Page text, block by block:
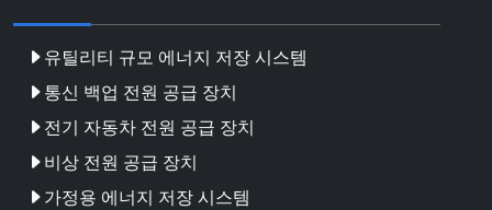
유틸리티 규모 에너지 저장 시스템
통신 백업 전원 공급 장치
전기 자동차 전원 공급 장치
비상 전원 공급 장치
가정용 에너지 저장 시스템